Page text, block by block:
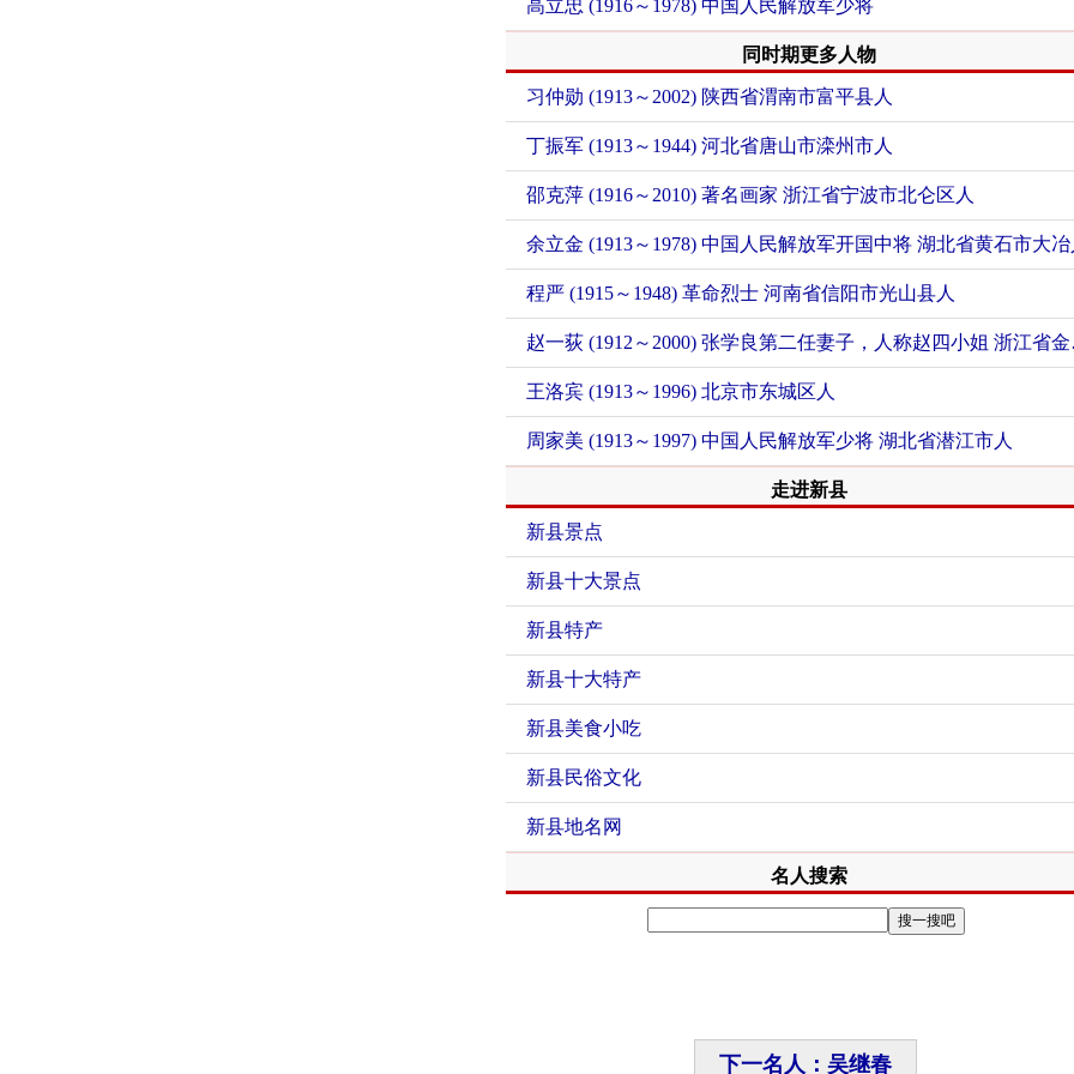
高立忠 (1916～1978) 中国人民解放军少将
同时期更多人物
习仲勋 (1913～2002) 陕西省渭南市富平县人
丁振军 (1913～1944) 河北省唐山市滦州市人
邵克萍 (1916～2010) 著名画家 浙江省宁波市北仑区人
余立金 (1913～1978) 中国人民解放军开国中将 湖北省黄石市大冶
程严 (1915～1948) 革命烈士 河南省信阳市光山县人
赵一荻 (1912～2000) 张学良第二任妻子，人称赵四小姐 浙江省金华市兰溪市人
王洛宾 (1913～1996) 北京市东城区人
周家美 (1913～1997) 中国人民解放军少将 湖北省潜江市人
走进新县
新县景点
新县十大景点
新县特产
新县十大特产
新县美食小吃
新县民俗文化
新县地名网
名人搜索
下一名人：吴继春